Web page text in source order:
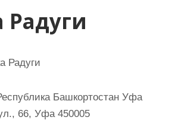
Радуги
Башкортостан Уфа
66, Уфа 450005